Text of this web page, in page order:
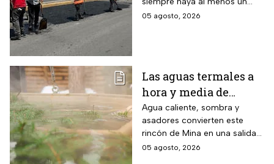
con obras hasta
diciembre 2026 y este
carril habilitado en cada
05 agosto, 2026
Las aguas termales a
hora y media de
Monterrey, Nuevo
León, donde la
entrada cuesta desde
$30 pesos y este grupo
Agua caliente, sombra y
asadores convierten este
rincón de Mina en una salida
sencilla para pasar el día en
05 agosto, 2026